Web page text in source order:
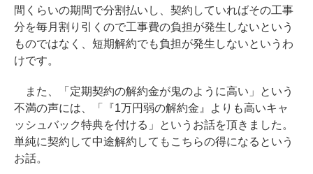
間くらいの期間で分割払いし、契約していればその工事
分を毎月割り引くので工事費の負担が発生しないという
ものではなく、短期解約でも負担が発生しないというわ
けです。
また、「定期契約の解約金が鬼のように高い」という
不満の声には、「『1万円弱の解約金』よりも高いキャ
ッシュバック特典を付ける」というお話を頂きました。
単純に契約して中途解約してもこちらの得になるという
お話。